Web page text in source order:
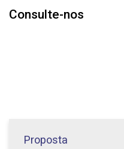
Consulte-nos
Proposta